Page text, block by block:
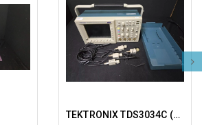
TEKTRONIX TDS3034C (USED)